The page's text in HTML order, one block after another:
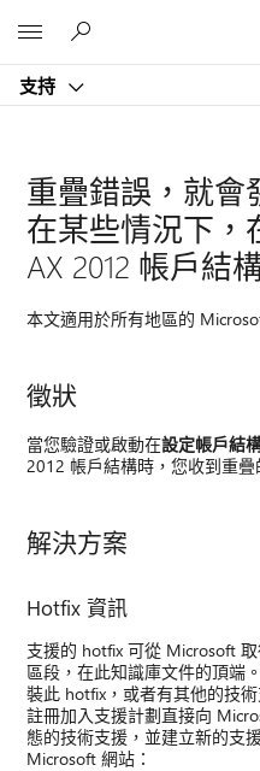
支持
重疊錯誤，就會
在某些情況下，
AX 2012 帳戶結
本文適用於所有地區的
徵狀
當您驗證或啟動在設定帳戶結
2012 帳戶結構時，您收到重
解決方案
Hotfix 資訊
支援的 hotfix 可從 Microsoft
區段，在此知識庫文件的頂端
裝此 hotfix，或者有其他的技
註冊加入支援計劃直接向
態的技術支援，並建立新的支
Microsoft 網站：